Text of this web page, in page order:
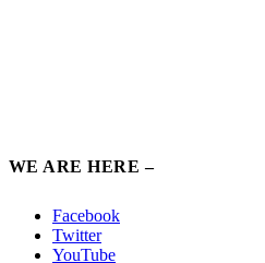
WE ARE HERE –
Facebook
Twitter
YouTube